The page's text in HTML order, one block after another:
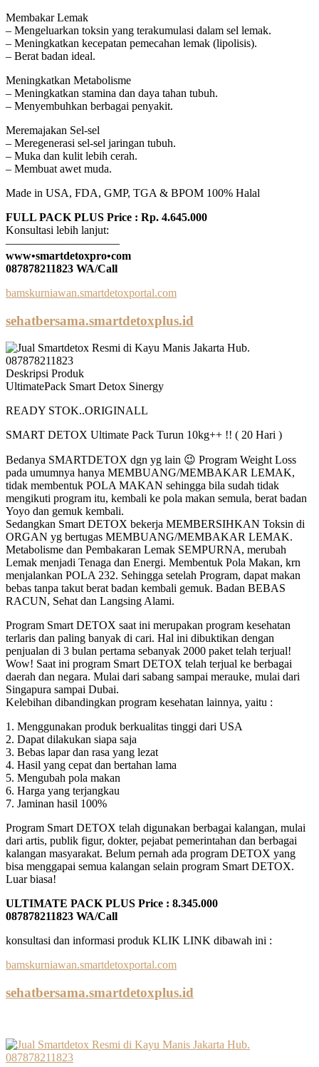
Membakar Lemak
– Mengeluarkan toksin yang terakumulasi dalam sel lemak.
– Meningkatkan kecepatan pemecahan lemak (lipolisis).
– Berat badan ideal.
Meningkatkan Metabolisme
– Meningkatkan stamina dan daya tahan tubuh.
– Menyembuhkan berbagai penyakit.
Meremajakan Sel-sel
– Meregenerasi sel-sel jaringan tubuh.
– Muka dan kulit lebih cerah.
– Membuat awet muda.
Made in USA, FDA, GMP, TGA & BPOM 100% Halal
FULL PACK PLUS Price : Rp. 4.645.000
Konsultasi lebih lanjut:
——————————
www•smartdetoxpro•com
087878211823 WA/Call
bamskurniawan.smartdetoxportal.com
sehatbersama.smartdetoxplus.id
Deskripsi Produk
UltimatePack Smart Detox Sinergy
READY STOK..ORIGINALL
SMART DETOX Ultimate Pack Turun 10kg++ !! ( 20 Hari )
Bedanya SMARTDETOX dgn yg lain 😉 Program Weight Loss
pada umumnya hanya MEMBUANG/MEMBAKAR LEMAK,
tidak membentuk POLA MAKAN sehingga bila sudah tidak
mengikuti program itu, kembali ke pola makan semula, berat badan
Yoyo dan gemuk kembali.
Sedangkan Smart DETOX bekerja MEMBERSIHKAN Toksin di
ORGAN yg bertugas MEMBUANG/MEMBAKAR LEMAK.
Metabolisme dan Pembakaran Lemak SEMPURNA, merubah
Lemak menjadi Tenaga dan Energi. Membentuk Pola Makan, krn
menjalankan POLA 232. Sehingga setelah Program, dapat makan
bebas tanpa takut berat badan kembali gemuk. Badan BEBAS
RACUN, Sehat dan Langsing Alami.
Program Smart DETOX saat ini merupakan program kesehatan
terlaris dan paling banyak di cari. Hal ini dibuktikan dengan
penjualan di 3 bulan pertama sebanyak 2000 paket telah terjual!
Wow! Saat ini program Smart DETOX telah terjual ke berbagai
daerah dan negara. Mulai dari sabang sampai merauke, mulai dari
Singapura sampai Dubai.
Kelebihan dibandingkan program kesehatan lainnya, yaitu :
1. Menggunakan produk berkualitas tinggi dari USA
2. Dapat dilakukan siapa saja
3. Bebas lapar dan rasa yang lezat
4. Hasil yang cepat dan bertahan lama
5. Mengubah pola makan
6. Harga yang terjangkau
7. Jaminan hasil 100%
Program Smart DETOX telah digunakan berbagai kalangan, mulai
dari artis, publik figur, dokter, pejabat pemerintahan dan berbagai
kalangan masyarakat. Belum pernah ada program DETOX yang
bisa menggapai semua kalangan selain program Smart DETOX.
Luar biasa!
ULTIMATE PACK PLUS Price : 8.345.000
087878211823 WA/Call
konsultasi dan informasi produk KLIK LINK dibawah ini :
bamskurniawan.smartdetoxportal.com
sehatbersama.smartdetoxplus.id